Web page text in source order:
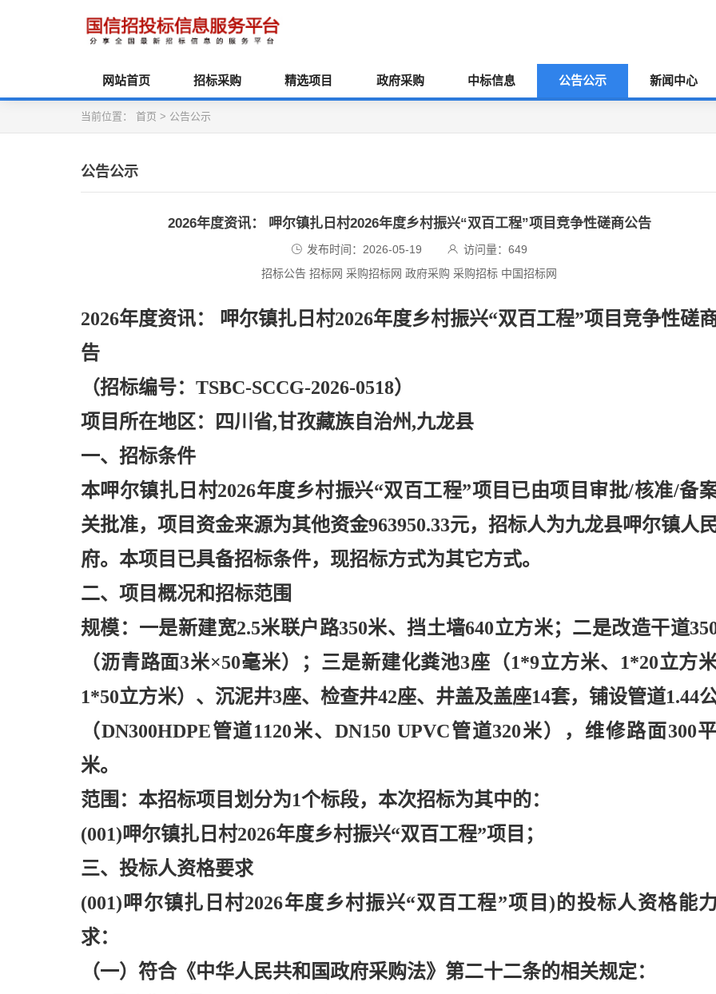
网站首页 招标采购 精选项目 政府采购 中标信息 公告公示 新闻中心
当前位置： 首页 > 公告公示
公告公示
2026年度资讯： 呷尔镇扎日村2026年度乡村振兴“双百工程”项目竞争性磋商公告
发布时间：2026-05-19 访问量：649
招标公告 招标网 采购招标网 政府采购 采购招标 中国招标网
2026年度资讯： 呷尔镇扎日村2026年度乡村振兴“双百工程”项目竞争性磋
告
（招标编号： TSBC-SCCG-2026-0518）
项目所在地区：四川省,甘孜藏族自治州,九龙县
一、招标条件
本呷尔镇扎日村2026年度乡村振兴“双百工程”项目已由项目审批/核准/备
关批准，项目资金来源为其他资金963950.33元，招标人为九龙县呷尔镇人
府。本项目已具备招标条件，现招标方式为其它方式。
二、项目概况和招标范围
规模：一是新建宽2.5米联户路350米、挡土墙640立方米；二是改造干道
（沥青路面3米×50毫米）；三是新建化粪池3座（1*9立方米、1*20立方米
1*50立方米）、沉泥井3座、检查井42座、井盖及盖座14套，铺设管道1.44
（DN300HDPE管道1120米、DN150 UPVC管道320米），维修路面300
米。
范围：本招标项目划分为1个标段，本次招标为其中的：
(001)呷尔镇扎日村2026年度乡村振兴“双百工程”项目；
三、投标人资格要求
(001)呷尔镇扎日村2026年度乡村振兴“双百工程”项目)的投标人资格能
求：
（一）符合《中华人民共和国政府采购法》第二十二条的相关规定：